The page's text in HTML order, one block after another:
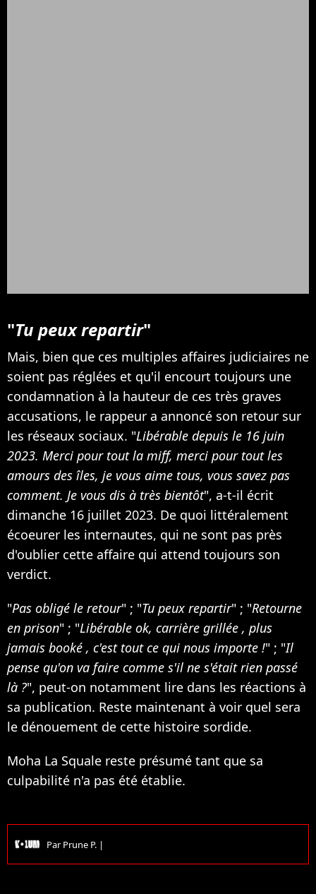
"Tu peux repartir"
Mais, bien que ces multiples affaires judiciaires ne
soient pas réglées et qu'il encourt toujours une
condamnation à la hauteur de ces très graves
accusations, le rappeur a annoncé son retour sur
les réseaux sociaux. "Libérable depuis le 16 juin
2023. Merci pour tout la miff, merci pour tout les
amours des îles, je vous aime tous, vous savez pas
comment. Je vous dis à très bientôt", a-t-il écrit
dimanche 16 juillet 2023. De quoi littéralement
écoeurer les internautes, qui ne sont pas près
d'oublier cette affaire qui attend toujours son
verdict.
"Pas obligé le retour" ; "Tu peux repartir" ; "Retourne
en prison" ; "Libérable ok, carrière grillée , plus
jamais booké , c'est tout ce qui nous importe !" ; "Il
pense qu'on va faire comme s'il ne s'était rien passé
là ?", peut-on notamment lire dans les réactions à
sa publication. Reste maintenant à voir quel sera
le dénouement de cette histoire sordide.
Moha La Squale reste présumé tant que sa
culpabilité n'a pas été établie.
ParPrune P. |